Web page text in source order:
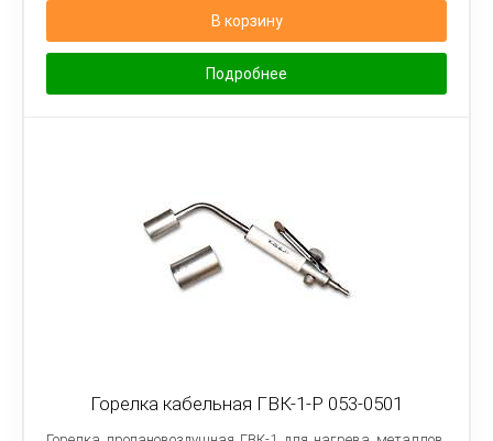
В корзину
Подробнее
Горелка кабельная ГВК-1-Р 053-0501